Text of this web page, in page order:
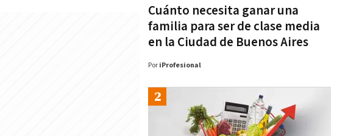
Cuánto necesita ganar una
familia para ser de clase media
en la Ciudad de Buenos Aires
Por iProfesional